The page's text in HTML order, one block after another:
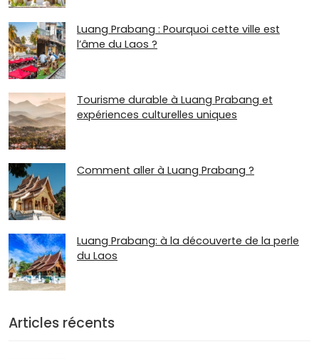
Luang Prabang : Pourquoi cette ville est
l’âme du Laos ?
Tourisme durable à Luang Prabang et
expériences culturelles uniques
Comment aller à Luang Prabang ?
Luang Prabang: à la découverte de la perle
du Laos
Articles récents